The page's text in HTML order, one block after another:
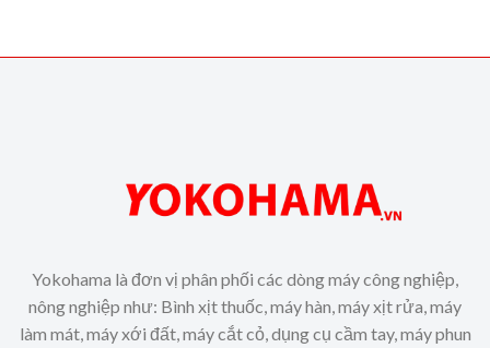
Yokohama là đơn vị phân phối các dòng máy công nghiệp,
nông nghiệp như: Bình xịt thuốc, máy hàn, máy xịt rửa, máy
làm mát, máy xới đất, máy cắt cỏ, dụng cụ cầm tay, máy phun